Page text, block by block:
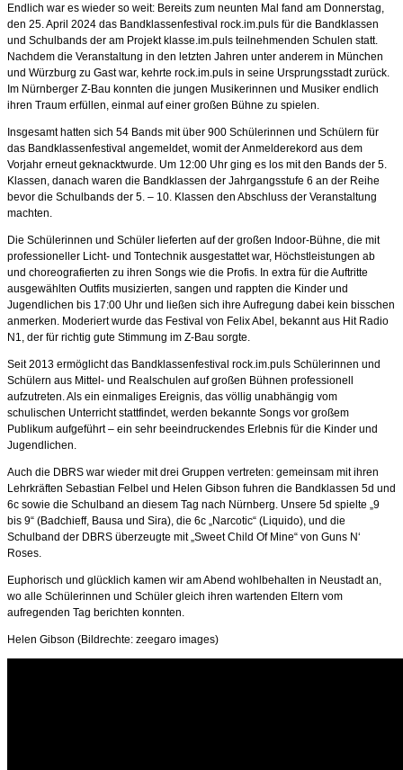
Endlich war es wieder so weit: Bereits zum neunten Mal fand am Donnerstag,
den 25. April 2024 das Bandklassenfestival rock.im.puls für die Bandklassen
und Schulbands der am Projekt klasse.im.puls teilnehmenden Schulen statt.
Nachdem die Veranstaltung in den letzten Jahren unter anderem in München
und Würzburg zu Gast war, kehrte rock.im.puls in seine Ursprungsstadt zurück.
Im Nürnberger Z-Bau konnten die jungen Musikerinnen und Musiker endlich
ihren Traum erfüllen, einmal auf einer großen Bühne zu spielen.
Insgesamt hatten sich 54 Bands mit über 900 Schülerinnen und Schülern für
das Bandklassenfestival angemeldet, womit der Anmelderekord aus dem
Vorjahr erneut geknacktwurde. Um 12:00 Uhr ging es los mit den Bands der 5.
Klassen, danach waren die Bandklassen der Jahrgangsstufe 6 an der Reihe
bevor die Schulbands der 5. – 10. Klassen den Abschluss der Veranstaltung
machten.
Die Schülerinnen und Schüler lieferten auf der großen Indoor-Bühne, die mit
professioneller Licht- und Tontechnik ausgestattet war, Höchstleistungen ab
und choreografierten zu ihren Songs wie die Profis. In extra für die Auftritte
ausgewählten Outfits musizierten, sangen und rappten die Kinder und
Jugendlichen bis 17:00 Uhr und ließen sich ihre Aufregung dabei kein bisschen
anmerken. Moderiert wurde das Festival von Felix Abel, bekannt aus Hit Radio
N1, der für richtig gute Stimmung im Z-Bau sorgte.
Seit 2013 ermöglicht das Bandklassenfestival rock.im.puls Schülerinnen und
Schülern aus Mittel- und Realschulen auf großen Bühnen professionell
aufzutreten. Als ein einmaliges Ereignis, das völlig unabhängig vom
schulischen Unterricht stattfindet, werden bekannte Songs vor großem
Publikum aufgeführt – ein sehr beeindruckendes Erlebnis für die Kinder und
Jugendlichen.
Auch die DBRS war wieder mit drei Gruppen vertreten: gemeinsam mit ihren
Lehrkräften Sebastian Felbel und Helen Gibson fuhren die Bandklassen 5d und
6c sowie die Schulband an diesem Tag nach Nürnberg. Unsere 5d spielte „9
bis 9“ (Badchieff, Bausa und Sira), die 6c „Narcotic“ (Liquido), und die
Schulband der DBRS überzeugte mit „Sweet Child Of Mine“ von Guns N‘
Roses.
Euphorisch und glücklich kamen wir am Abend wohlbehalten in Neustadt an,
wo alle Schülerinnen und Schüler gleich ihren wartenden Eltern vom
aufregenden Tag berichten konnten.
Helen Gibson (Bildrechte: zeegaro images)